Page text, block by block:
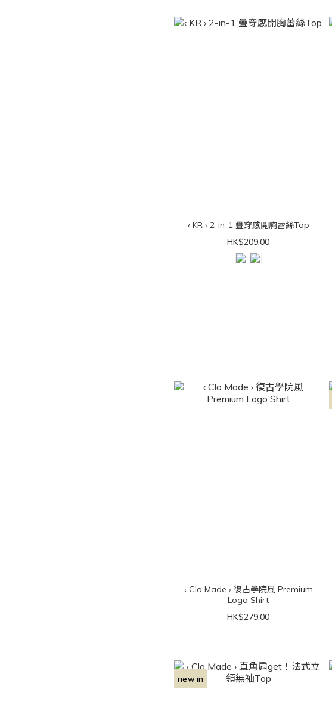
‹ KR › 2-in-1 疊穿感開胸蕾絲Top
HK$209.00
‹ Clo Made › 復古學院風 Premium
Logo Shirt
HK$279.00
new in